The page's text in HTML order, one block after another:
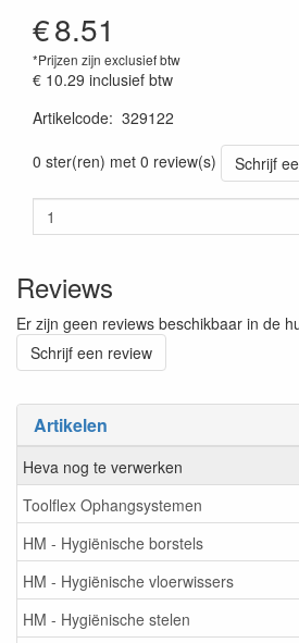
Artikelen
Heva nog te verwerken
Toolflex Ophangsystemen
HM - Hygiënische borstels
HM - Hygiënische vloerwissers
HM - Hygiënische stelen
€8.51
*Prijzen zijn exclusief btw
€ 10.29 inclusief btw
Artikelcode: 329122
0 ster(ren) met 0 review(s)
Schrijf
Reviews
Er zijn geen reviews beschikbaar in de
Schrijf een review